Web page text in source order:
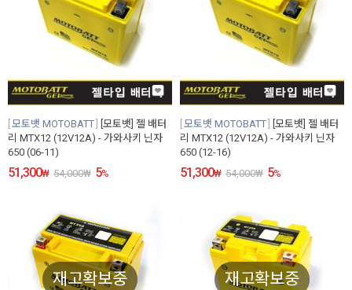
모토뱃 MOTOBATT
[모토뱃] 젤 배터
리 MTX12 (12V12A) - 가와사키 닌자
650 (06-11)
51,300₩ 54,000₩ 5%
모토뱃 MOTOBATT
[모토뱃] 젤 배터
리 MTX12 (12V12A) - 가와사키 닌자
650 (12-16)
51,300₩ 54,000₩ 5%
재고확보중 재고확보중